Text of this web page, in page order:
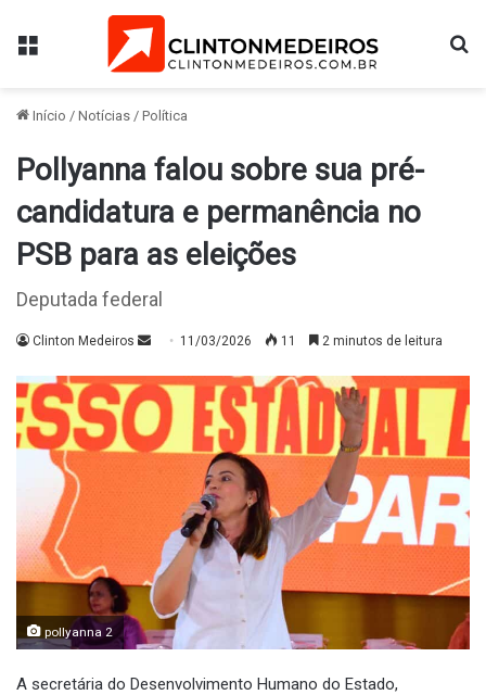
Menu
Início / Notícias / Política
Pollyanna falou sobre sua pré-
candidatura e permanência no
PSB para as eleições
Deputada federal
Clinton Medeiros
Mande
e-
mail
11/03/2026 11 2 minutos de leitura
pollyanna 2
A secretária do Desenvolvimento Humano do Estado,